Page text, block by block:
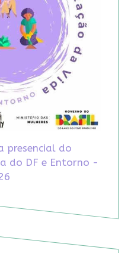
presencial do
do DF e Entorno -